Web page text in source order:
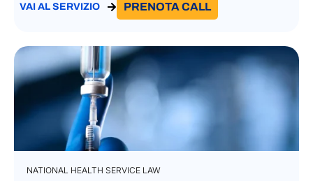
VAI AL SERVIZIO PRENOTA CALL
NATIONAL HEALTH SERVICE LAW